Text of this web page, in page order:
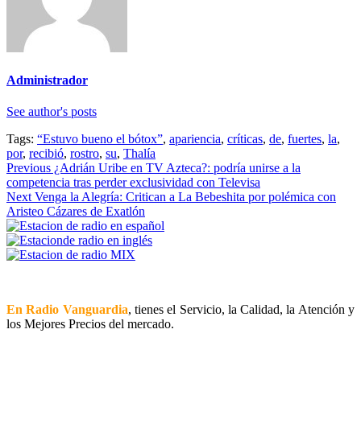
Administrador
See author's posts
Tags: “Estuvo bueno el bótox”, apariencia, críticas, de, fuertes, la,
por, recibió, rostro, su, Thalía
Continue
Reading
Previous ¿Adrián Uribe en TV Azteca?: podría unirse a la
competencia tras perder exclusividad con Televisa
Next Venga la Alegría: Critican a La Bebeshita por polémica con
Aristeo Cázares de Exatlón
En Radio Vanguardia, tienes el Servicio, la Calidad, la Atención y
los Mejores Precios del mercado.